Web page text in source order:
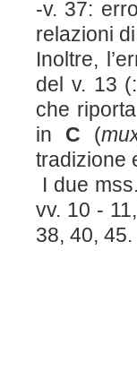
-v. 37:
relazioni
Inoltre,
del v. 13 (:
che riporta
in C (
tradizione
I due
vv. 10 -
38, 40, 45.